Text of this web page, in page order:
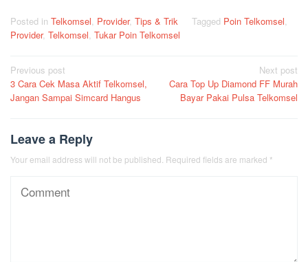
Posted in Telkomsel, Provider, Tips & Trik Tagged Poin Telkomsel,
Provider, Telkomsel, Tukar Poin Telkomsel
Post
navigation
Previous post
3 Cara Cek Masa Aktif Telkomsel,
Jangan Sampai Simcard Hangus
Next post
Cara Top Up Diamond FF Murah
Bayar Pakai Pulsa Telkomsel
Leave a Reply
Your email address will not be published. Required fields are marked *